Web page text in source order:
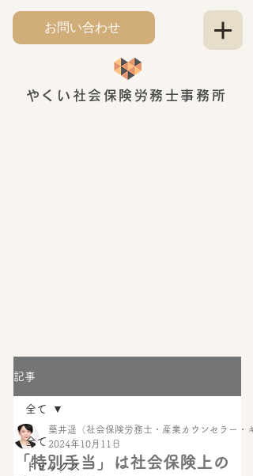
やくい社会保険労務士事務所
お問い合わせ
記事
全て
トピックス
全て
「特別手当」は社会保険上の
藥井遥（社会保険労務士・産業カウンセラー・
2024年10月11日